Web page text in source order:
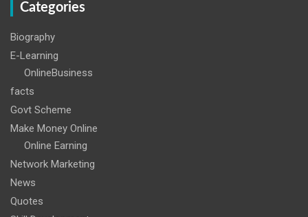
Categories
Biography
E-Learning
OnlineBusiness
facts
Govt Scheme
Make Money Online
Online Earning
Network Marketing
News
Quotes